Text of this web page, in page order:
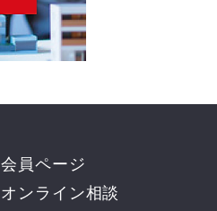
会員ページ
オンライン相談